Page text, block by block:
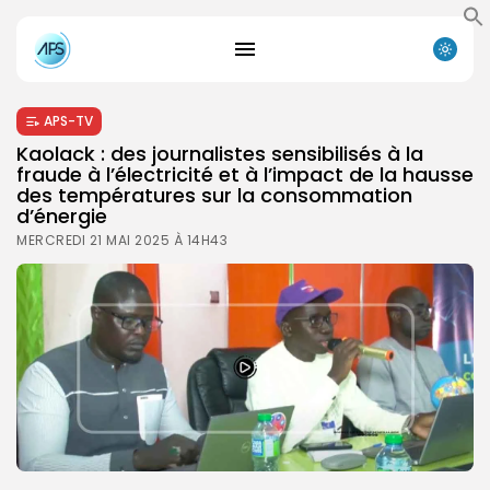
APS-TV
Kaolack : des journalistes sensibilisés à la
fraude à l’électricité et à l’impact de la hausse
des températures sur la consommation
d’énergie
MERCREDI 21 MAI 2025 À 14H43